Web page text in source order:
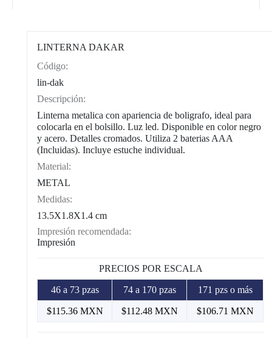
LINTERNA DAKAR
Código:
lin-dak
Descripción:
Linterna metalica con apariencia de boligrafo, ideal para
colocarla en el bolsillo. Luz led. Disponible en color negro
y acero. Detalles cromados. Utiliza 2 baterias AAA
(Incluidas). Incluye estuche individual.
Material:
METAL
Medidas:
13.5X1.8X1.4 cm
Impresión recomendada:
Impresión
PRECIOS POR ESCALA
46 a 73 pzas 74 a 170 pzas 171 pzs o más
$115.36 MXN $112.48 MXN $106.71 MXN